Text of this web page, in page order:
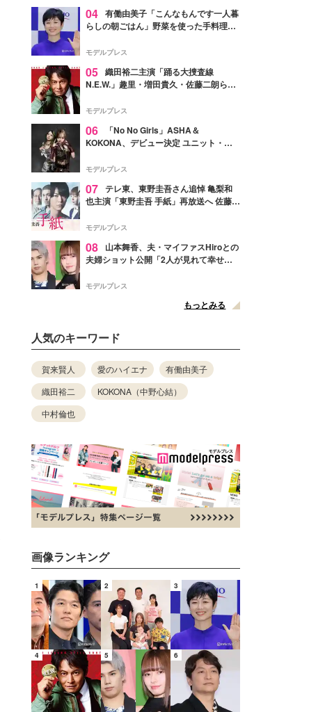
04 有働由美子「こんなもんです一人暮
らしの朝ごはん」野菜を使った手料理公
そう」と反響
モデルプレス
05 織田裕二主演「踊る大捜査線
N.E.W.」趣里・増田貴久・佐藤二朗ら新
徴する“謎のキーワード”も
モデルプレス
06
「No No Girls」ASHA＆
KOKONA、デビュー決定 ユニット・
リリースへ
モデルプレス
07 テレ東、東野圭吾さん追悼 亀梨和
也主演「東野圭吾 手紙」再放送へ 佐藤隆
モデルプレス
08
山本舞香、夫・マイファスHiroとの
夫婦ショット公開「2人が見れて幸せ」
モデルプレス
もっとみる
人気のキーワード
賀来賢人 愛のハイエナ
有働由美子
織田裕二
KOKONA（中野心結）
中村倫也
画像ランキング
1 2 3
4 5 6